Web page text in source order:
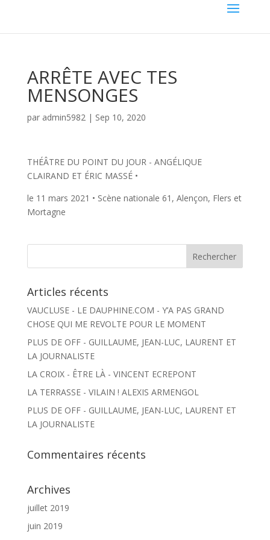
ARRÊTE AVEC TES
MENSONGES
par admin5982| Sep 10, 2020
THÉÂTRE DU POINT DU JOUR - ANGÉLIQUE
CLAIRAND ET ÉRIC MASSÉ •
le 11 mars 2021 • Scène nationale 61, Alençon, Flers et
Mortagne
Articles récents
VAUCLUSE - LE DAUPHINE.COM - Y’A PAS GRAND
CHOSE QUI ME REVOLTE POUR LE MOMENT
PLUS DE OFF - GUILLAUME, JEAN-LUC, LAURENT ET
LA JOURNALISTE
LA CROIX - ÊTRE LÀ - VINCENT ECREPONT
LA TERRASSE - VILAIN ! ALEXIS ARMENGOL
PLUS DE OFF - GUILLAUME, JEAN-LUC, LAURENT ET
LA JOURNALISTE
Commentaires récents
Archives
juillet 2019
juin 2019